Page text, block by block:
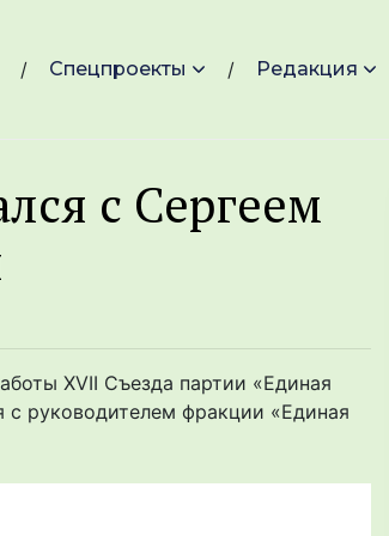
Спецпроекты Редакция
с Сергеем
XVII Съезда партии «Единая
с руководителем фракции «Единая